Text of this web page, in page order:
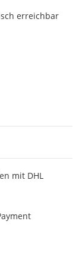
erreichbar